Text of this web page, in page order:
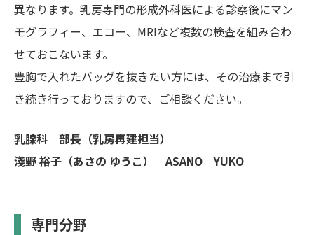
異なります。乳房専門の形成外科医による診察後にマン
モグラフィー、エコー、MRIなど複数の検査を組み合わ
せておこないます。
豊胸で入れたバッグを抜きたい方には、その治療まで引
き続き行っておりますので、ご相談ください。
乳腺科 部長（乳房再建担当）
淺野 裕子（あさの ゆうこ） ASANO YUKO
専門分野